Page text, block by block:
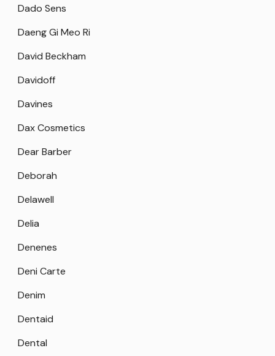
Dado Sens
Daeng Gi Meo Ri
David Beckham
Davidoff
Davines
Dax Cosmetics
Dear Barber
Deborah
Delawell
Delia
Denenes
Deni Carte
Denim
Dentaid
Dental